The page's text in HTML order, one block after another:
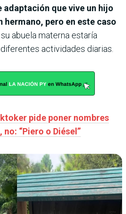
que vive un hijo
hermano, pero en este caso
abuela materna estaría
actividades diarias.
pide poner nombres
“Piero o Diésel”